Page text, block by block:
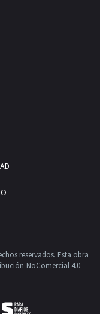
reservados. Esta obra
NoComercial 4.0